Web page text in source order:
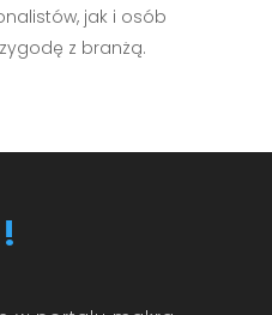
jak i osób
z branżą.